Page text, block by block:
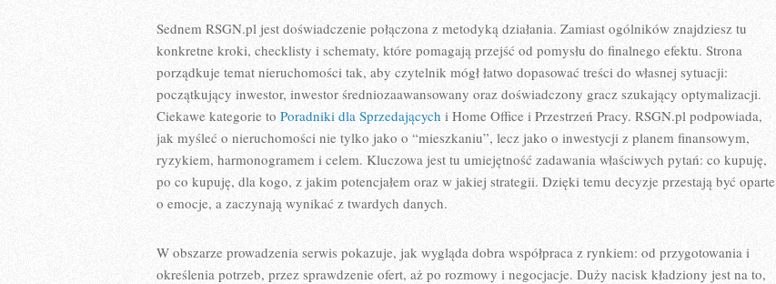
Sednem RSGN.pl jest doświadczenie połączona z metodyką działania. Zamiast ogólników znajdziesz tu
konkretne kroki, checklisty i schematy, które pomagają przejść od pomysłu do finalnego efektu. Strona
porządkuje temat nieruchomości tak, aby czytelnik mógł łatwo dopasować treści do własnej sytuacji:
początkujący inwestor, inwestor średniozaawansowany oraz doświadczony gracz szukający optymalizacji.
Ciekawe kategorie to Poradniki dla Sprzedających i Home Office i Przestrzeń Pracy. RSGN.pl podpowiada,
jak myśleć o nieruchomości nie tylko jako o “mieszkaniu”, lecz jako o inwestycji z planem finansowym,
ryzykiem, harmonogramem i celem. Kluczowa jest tu umiejętność zadawania właściwych pytań: co kupuję,
po co kupuję, dla kogo, z jakim potencjałem oraz w jakiej strategii. Dzięki temu decyzje przestają być oparte
o emocje, a zaczynają wynikać z twardych danych.
W obszarze prowadzenia serwis pokazuje, jak wygląda dobra współpraca z rynkiem: od przygotowania i
określenia potrzeb, przez sprawdzenie ofert, aż po rozmowy i negocjacje. Duży nacisk kładziony jest na to,